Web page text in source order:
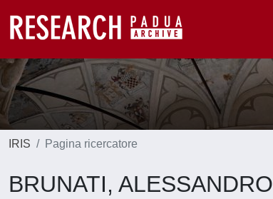
IRIS Pagina ricercatore
BRUNATI, ALESSANDRO